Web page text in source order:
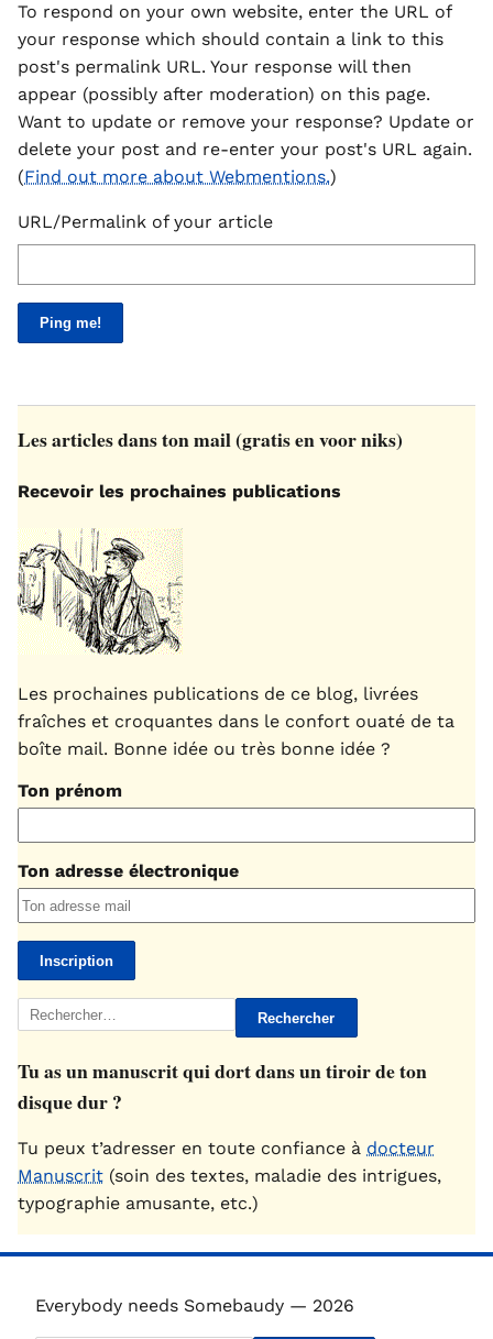
To respond on your own website, enter the URL of
your response which should contain a link to this
post's permalink URL. Your response will then
appear (possibly after moderation) on this page.
Want to update or remove your response? Update or
delete your post and re-enter your post's URL again.
(Find out more about Webmentions.)
URL/Permalink of your article
Les articles dans ton mail (gratis en voor niks)
Recevoir les prochaines publications
Les prochaines publications de ce blog, livrées
fraîches et croquantes dans le confort ouaté de ta
boîte mail. Bonne idée ou très bonne idée ?
Ton prénom
Ton adresse électronique
Rechercher :
Tu as un manuscrit qui dort dans un tiroir de ton
disque dur ?
Tu peux t’adresser en toute confiance à docteur
Manuscrit (soin des textes, maladie des intrigues,
typographie amusante, etc.)
Everybody needs Somebaudy — 2026